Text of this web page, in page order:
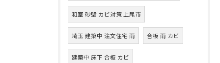
和室 砂壁 カビ対策 上尾市
埼玉 建築中 注文住宅 雨 合板 雨 カビ
建築中 床下 合板 カビ